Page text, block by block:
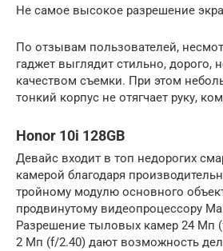
Не самое высокое разрешение
По отзывам пользователей,
гаджет выглядит стильно, дорого,
качеством съемки. При этом
тонкий корпус не отягчает руку,
Honor 10i 128GB
Девайс входит в топ недорогих
камерой благодаря
тройному модулю основного
продвинутому видеопроцессору
Разрешение тыловых камер 24 Мп
2 Мп (f/2.40) дают возможность